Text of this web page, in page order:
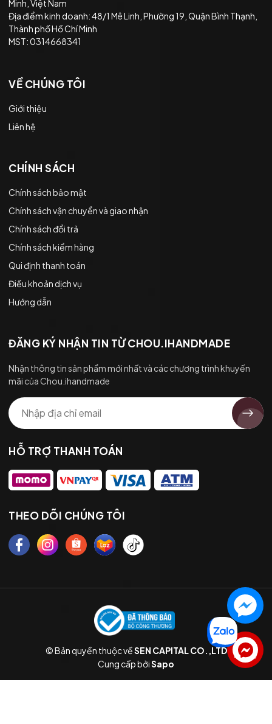
Minh, Việt Nam
Địa điểm kinh doanh: 48/1 Mê Linh, Phường 19, Quận Bình Thạnh,
Thành phố Hồ Chí Minh
MST: 0314668341
VỀ CHÚNG TÔI
Giới thiệu
Liên hệ
CHÍNH SÁCH
Chính sách bảo mật
Chính sách vận chuyển và giao nhận
Chính sách đổi trả
Chính sách kiểm hàng
Qui định thanh toán
Điều khoản dịch vụ
Hướng dẫn
ĐĂNG KÝ NHẬN TIN TỪ CHOU.IHANDMADE
Nhận thông tin sản phẩm mới nhất và các chương trình khuyến
mãi của Chou.ihandmade
HỖ TRỢ THANH TOÁN
THEO DÕI CHÚNG TÔI
© Bản quyền thuộc vềSEN CAPITAL CO.,LTD
Cung cấp bởiSapo
Liên hệ